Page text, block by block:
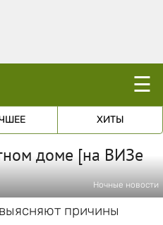
☰
ХИТЫ
доме [на ВИЗе
Ночные новости
причины